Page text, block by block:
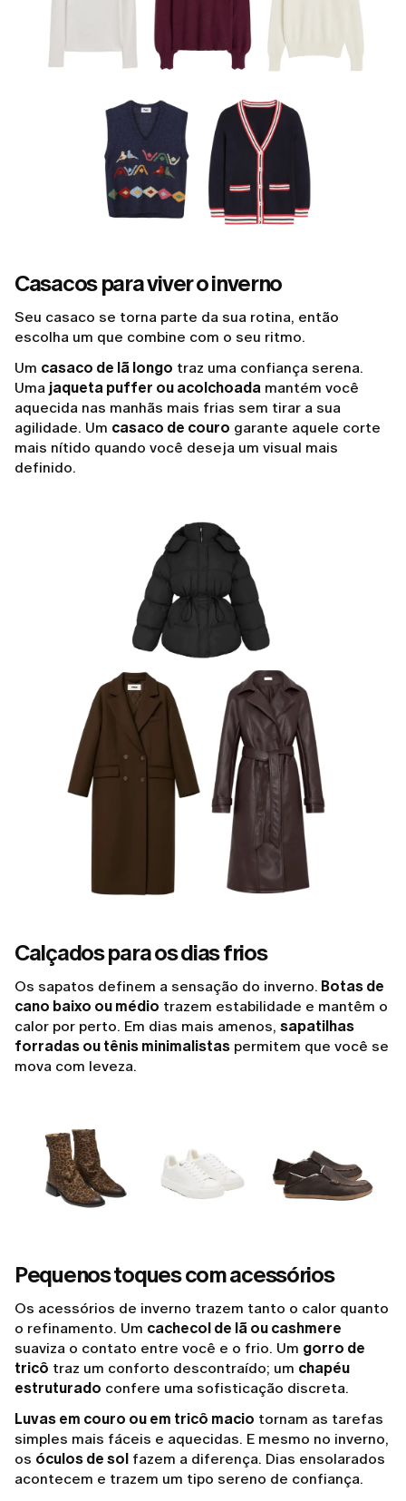
Casacos para viver o inverno
Seu casaco se torna parte da sua rotina, então
escolha um que combine com o seu ritmo.
Um casaco de lã longo traz uma confiança serena.
Uma jaqueta puffer ou acolchoada mantém você
aquecida nas manhãs mais frias sem tirar a sua
agilidade. Um casaco de couro garante aquele corte
mais nítido quando você deseja um visual mais
definido.
Calçados para os dias frios
Os sapatos definem a sensação do inverno. Botas de
cano baixo ou médio trazem estabilidade e mantêm o
calor por perto. Em dias mais amenos, sapatilhas
forradas ou tênis minimalistas permitem que você se
mova com leveza.
Pequenos toques com acessórios
Os acessórios de inverno trazem tanto o calor quanto
o refinamento. Um cachecol de lã ou cashmere
suaviza o contato entre você e o frio. Um gorro de
tricô traz um conforto descontraído; um chapéu
estruturado confere uma sofisticação discreta.
Luvas em couro ou em tricô macio tornam as tarefas
simples mais fáceis e aquecidas. E mesmo no inverno,
os óculos de sol fazem a diferença. Dias ensolarados
acontecem e trazem um tipo sereno de confiança.